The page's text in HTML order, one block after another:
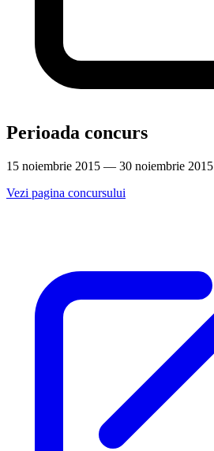
Perioada concurs
15 noiembrie 2015 — 30 noiembrie 2015
Vezi pagina concursului